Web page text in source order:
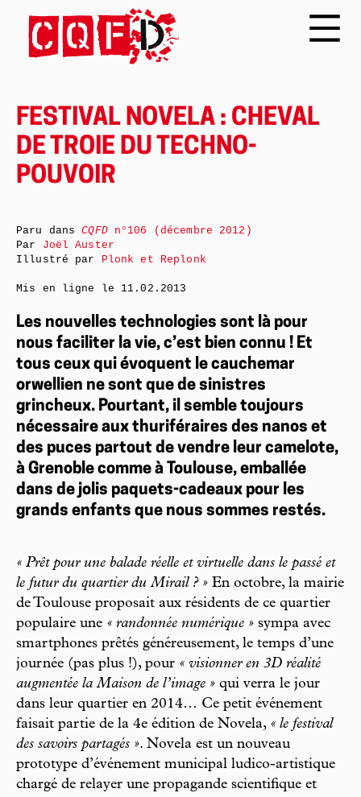
FESTIVAL NOVELA : CHEVAL
DE TROIE DU TECHNO-
POUVOIR
Les nouvelles technologies sont là pour
nous faciliter la vie, c’est bien connu ! Et
tous ceux qui évoquent le cauchemar
orwellien ne sont que de sinistres
grincheux. Pourtant, il semble toujours
nécessaire aux thuriféraires des nanos et
des puces partout de vendre leur camelote,
à Grenoble comme à Toulouse, emballée
dans de jolis paquets-cadeaux pour les
grands enfants que nous sommes restés.
« Prêt pour une balade réelle et virtuelle dans le passé et
le futur du quartier du Mirail ? » En octobre, la mairie
de Toulouse proposait aux résidents de ce quartier
populaire une « randonnée numérique » sympa avec
smartphones prêtés généreusement, le temps d’une
journée (pas plus !), pour « visionner en 3D réalité
augmentée la Maison de l’image » qui verra le jour
dans leur quartier en 2014… Ce petit événement
faisait partie de la 4e édition de Novela, « le festival
des savoirs partagés ». Novela est un nouveau
prototype d’événement municipal ludico-artistique
chargé de relayer une propagande scientifique et
Paru dansCQFDn°106 (décembre 2012)
Par Joël Auster
Illustré par Plonk et Replonk
Mis en ligne le 11.02.2013